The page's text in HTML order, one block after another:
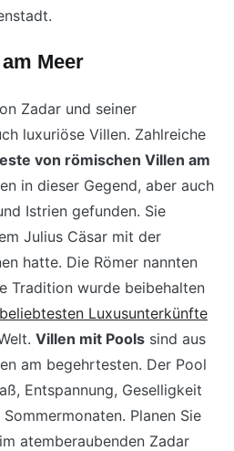
Meer
Zadar und seiner
luxuriöse Villen. Zahlreiche
von römischen Villen am
in dieser Gegend, aber auch
Istrien gefunden. Sie
Julius Cäsar mit der
hatte. Die Römer nannten
Tradition wurde beibehalten
Luxusunterkünfte
Villen mit Pools sind aus
am begehrtesten. Der Pool
Entspannung, Geselligkeit
Planen Sie
atemberaubenden Zadar